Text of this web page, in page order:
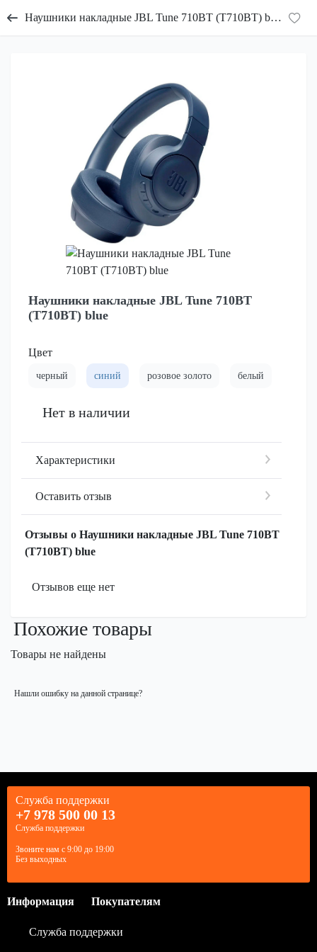
Наушники накладные JBL Tune 710BT (T710BT) blue
Наушники накладные JBL Tune 710BT
(T710BT) blue
Цвет
черный синий розовое золото белый
Нет в наличии
Характеристики
Оставить отзыв
Отзывы о Наушники накладные JBL Tune 710BT
(T710BT) blue
Отзывов еще нет
Похожие товары
Товары не найдены
Нашли ошибку на данной странице?
Служба поддержки
+7 978 500 00 13
Служба поддержки
Звоните нам с 9:00 до 19:00
Без выходных
Информация Покупателям
Служба поддержки